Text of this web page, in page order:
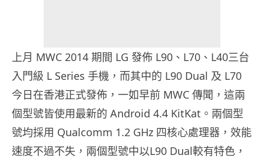
上月 MWC 2014 期間 LG 發佈 L90、L70、L40三台
入門級 L Series 手機，而其中的 L90 Dual 及 L70
今日在香港正式發佈，一如早前 MWC 傳聞，這兩
個型號皆使用最新的 Android 4.4 KitKat。兩個型
號均採用 Qualcomm 1.2 GHz 四核心處理器，效能
速度不過不失，兩個型號中以L90 Dual較有特色，